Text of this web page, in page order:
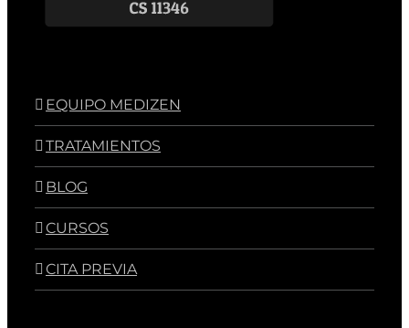
EQUIPO MEDIZEN
TRATAMIENTOS
BLOG
CURSOS
CITA PREVIA